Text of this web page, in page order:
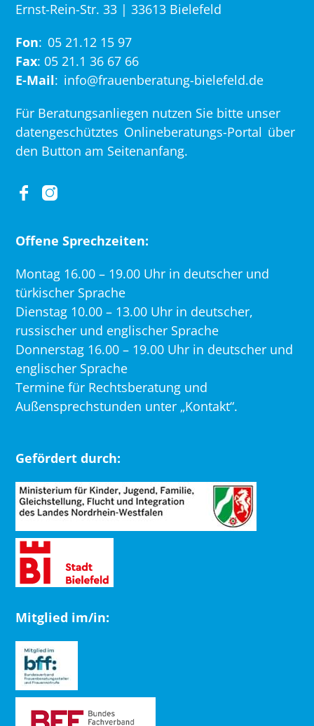
Ernst-Rein-Str. 33 | 33613 Bielefeld
Fon: 05 21.12 15 97
Fax: 05 21.1 36 67 66
E-Mail: info@frauenberatung-bielefeld.de
Für Beratungsanliegen nutzen Sie bitte unser
datengeschütztes Onlineberatungs-Portal über
den Button am Seitenanfang.
Offene Sprechzeiten:
Montag 16.00 – 19.00 Uhr in deutscher und
türkischer Sprache
Dienstag 10.00 – 13.00 Uhr in deutscher,
russischer und englischer Sprache
Donnerstag 16.00 – 19.00 Uhr in deutscher und
englischer Sprache
Termine für Rechtsberatung und
Außensprechstunden unter „Kontakt“.
Gefördert durch:
Mitglied im/in: